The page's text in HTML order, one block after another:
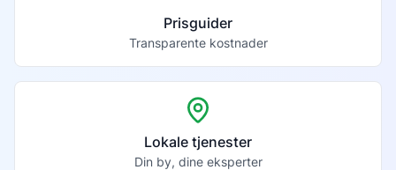
Prisguider
Transparente kostnader
Lokale tjenester
Din by, dine eksperter